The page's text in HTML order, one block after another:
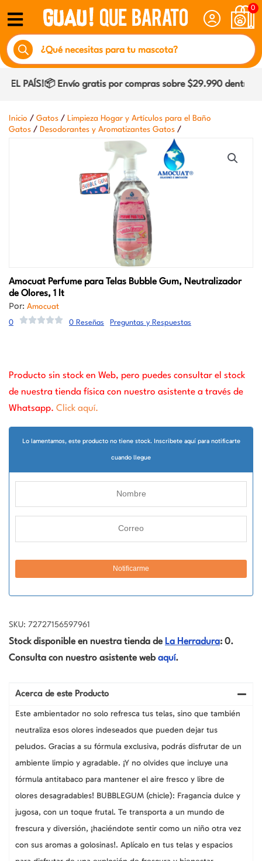
contenido
0
Búsqueda
de
productos
EL PAÍS!📦 Envío gratis por compras sobre $29.990 dentro de
Inicio / Gatos / Limpieza Hogar y Artículos para el Baño
Gatos / Desodorantes y Aromatizantes Gatos /
Amocuat Perfume para Telas Bubble Gum, Neutralizador
de Olores, 1 lt
Por: Amocuat
0 0 Reseñas Preguntas y Respuestas
Producto sin stock en Web, pero puedes consultar el stock
de nuestra tienda física con nuestro asistente a través de
Whatsapp. Click aquí.
Lo lamentamos, este producto no tiene stock. Inscribete aquí para notificarte
cuando llegue
SKU: 72727156597961
Stock disponible en nuestra tienda de La Herradura: 0.
Consulta con nuestro asistente web aquí.
Acerca de este Producto
Este ambientador no solo refresca tus telas, sino que también
neutraliza esos olores indeseados que pueden dejar tus
peludos. Gracias a su fórmula exclusiva, podrás disfrutar de un
ambiente limpio y agradable. ¡Y no olvides que incluye una
fórmula antitabaco para mantener el aire fresco y libre de
olores desagradables! BUBBLEGUM (chicle): Fragancia dulce y
jugosa, con un toque frutal. Te transporta a un mundo de
frescura y diversión, ¡haciéndote sentir como un niño otra vez
con sus aromas a golosinas!. Aplícalo en tus telas y espacios